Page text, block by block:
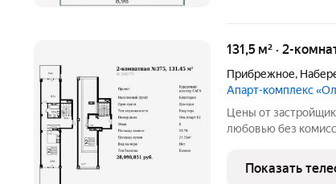
131,5 м² · 2-
Прибрежное,
Апарт-комплекс
Цены от
любовью без
Север Вид на МОРЕ,
Уникальный,
Показать